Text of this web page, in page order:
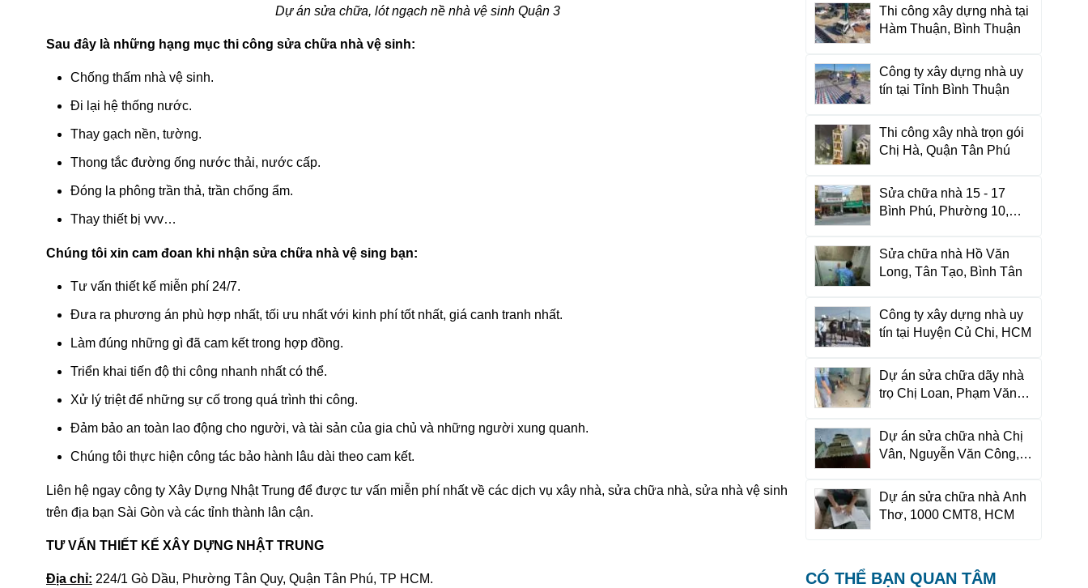
Dự án sửa chữa, lót ngạch nề nhà vệ sinh Quận 3
Sau đây là những hạng mục thi công sửa chữa nhà vệ sinh:
Chống thấm nhà vệ sinh.
Đi lại hệ thống nước.
Thay gạch nền, tường.
Thong tắc đường ống nước thải, nước cấp.
Đóng la phông trần thả, trần chống ẩm.
Thay thiết bị vvv…
Chúng tôi xin cam đoan khi nhận sửa chữa nhà vệ sing bạn:
Tư vấn thiết kế miễn phí 24/7.
Đưa ra phương án phù hợp nhất, tối ưu nhất với kinh phí tốt nhất, giá canh tranh nhất.
Làm đúng những gì đã cam kết trong hợp đồng.
Triển khai tiến độ thi công nhanh nhất có thể.
Xử lý triệt để những sự cố trong quá trình thi công.
Đảm bảo an toàn lao động cho người, và tài sản của gia chủ và những người xung quanh.
Chúng tôi thực hiện công tác bảo hành lâu dài theo cam kết.
Liên hệ ngay công ty Xây Dựng Nhật Trung để được tư vấn miễn phí nhất về các dịch vụ xây nhà, sửa chữa nhà, sửa nhà vệ sinh
trên địa bạn Sài Gòn và các tỉnh thành lân cận.
TƯ VẤN THIẾT KẾ XÂY DỰNG NHẬT TRUNG
Địa chỉ: 224/1 Gò Dầu, Phường Tân Quy, Quận Tân Phú, TP HCM.
Thi công xây dựng nhà tại
Hàm Thuận, Bình Thuận
Công ty xây dựng nhà uy
tín tại Tỉnh Bình Thuận
Thi công xây nhà trọn gói
Chị Hà, Quận Tân Phú
Sửa chữa nhà 15 - 17
Bình Phú, Phường 10,
Sửa chữa nhà Hồ Văn
Long, Tân Tạo, Bình Tân
Công ty xây dựng nhà uy
tín tại Huyện Củ Chi, HCM
Dự án sửa chữa dãy nhà
trọ Chị Loan, Phạm Văn
Dự án sửa chữa nhà Chị
Vân, Nguyễn Văn Công,
Dự án sửa chữa nhà Anh
Thơ, 1000 CMT8, HCM
CÓ THỂ BẠN QUAN TÂM